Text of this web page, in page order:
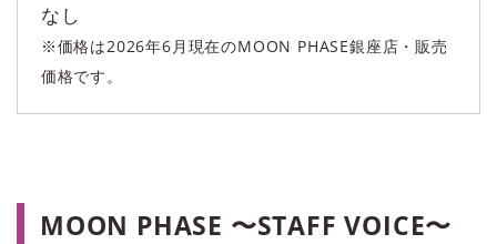
なし
※価格は2026年6月現在のMOON PHASE銀座店・販売
価格です。
MOON PHASE 〜STAFF VOICE〜